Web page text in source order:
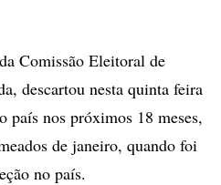
Comissão Eleitoral de
descartou nesta quinta feira
país nos próximos 18 meses,
de janeiro, quando foi
no país.